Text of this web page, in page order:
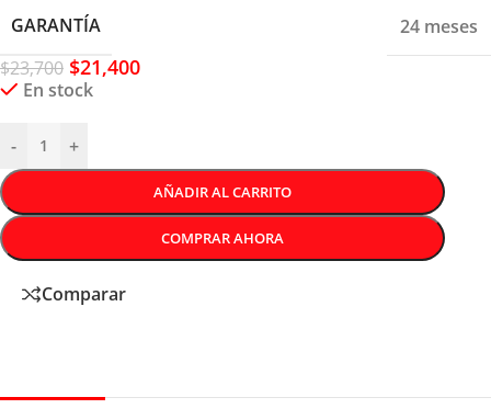
GARANTÍA
24 meses
$23,700 $21,400
En stock
- +
AÑADIR AL CARRITO
COMPRAR AHORA
Comparar